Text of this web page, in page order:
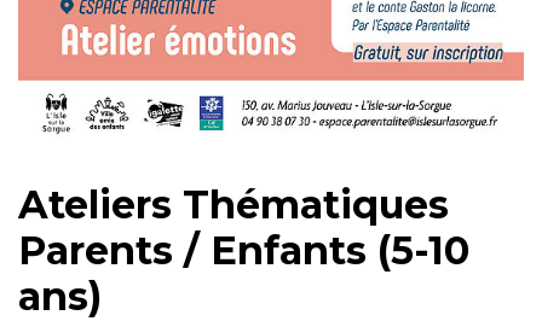
Ateliers Thématiques
Parents / Enfants (5-10
ans)